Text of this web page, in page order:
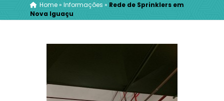
Home» Informações » Rede de Sprinklers em
Nova Iguaçu